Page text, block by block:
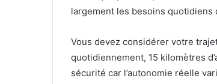
largement les besoins
Vous devez considérer votre
quotidiennement, 15 kilomètres
sécurité car l’autonomie réelle